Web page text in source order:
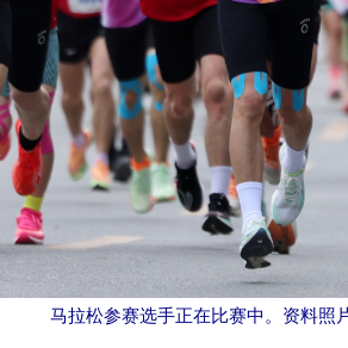
马拉松参赛选手正在比赛中。资料照